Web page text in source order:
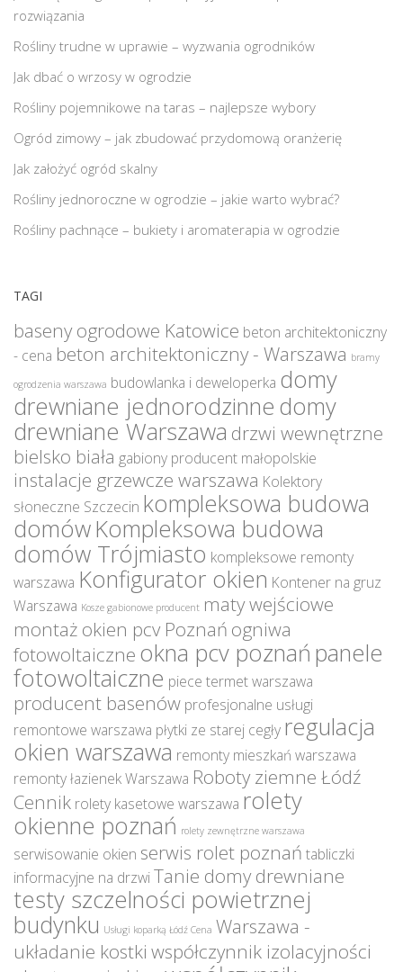
rozwiązania
Rośliny trudne w uprawie – wyzwania ogrodników
Jak dbać o wrzosy w ogrodzie
Rośliny pojemnikowe na taras – najlepsze wybory
Ogród zimowy – jak zbudować przydomową oranżerię
Jak założyć ogród skalny
Rośliny jednoroczne w ogrodzie – jakie warto wybrać?
Rośliny pachnące – bukiety i aromaterapia w ogrodzie
TAGI
baseny ogrodowe Katowice beton architektoniczny
- cena beton architektoniczny - Warszawa bramy
ogrodzenia warszawa budowlanka i deweloperka domy
drewniane jednorodzinne domy
drewniane Warszawa drzwi wewnętrzne
bielsko biała gabiony producent małopolskie
instalacje grzewcze warszawa Kolektory
słoneczne Szczecin kompleksowa budowa
domówKompleksowa budowa
domów Trójmiasto kompleksowe remonty
warszawa Konfigurator okien Kontener na gruz
Warszawa Kosze gabionowe producent maty wejściowe
montaż okien pcv Poznań ogniwa
fotowoltaiczne okna pcv poznań panele
fotowoltaiczne piece termet warszawa
producent basenów profesjonalne usługi
remontowe warszawa płytki ze starej cegły regulacja
okien warszawa remonty mieszkań warszawa
remonty łazienek Warszawa Roboty ziemne Łódź
Cennik rolety kasetowe warszawa rolety
okienne poznań rolety zewnętrzne warszawa
serwisowanie okien serwis rolet poznań tabliczki
informacyjne na drzwiTanie domy drewniane
testy szczelności powietrznej
budynku Usługi koparką Łódź Cena Warszawa -
układanie kostki współczynnik izolacyjności